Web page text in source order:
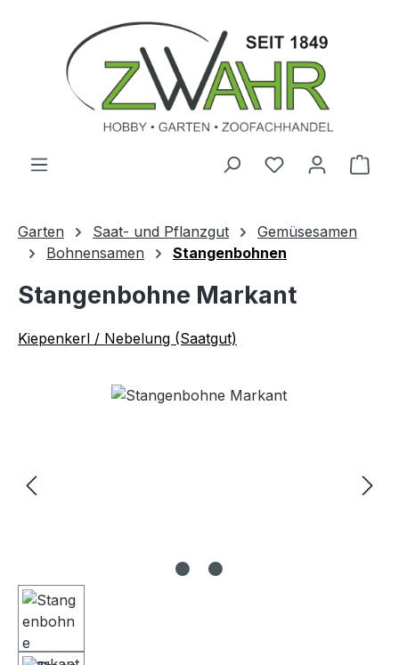
Zum Hauptinhalt springen
Garten Saat- und Pflanzgut
Gemüsesamen
Bohnensamen
Stangenbohnen
Stangenbohne Markant
Kiepenkerl / Nebelung (Saatgut)
Bildergalerie überspringen